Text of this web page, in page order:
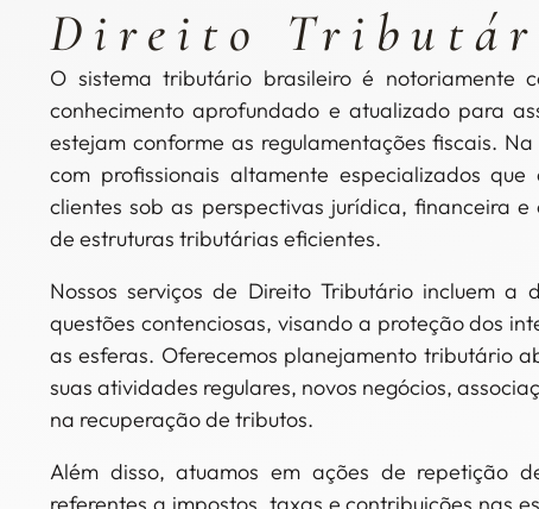
Direito
O sistema tributário brasileiro é notoriamente
conhecimento aprofundado e atualizado para
estejam conforme as regulamentações fiscais.
com profissionais altamente especializados
clientes sob as perspectivas jurídica, financeira
de estruturas tributárias eficientes.
Nossos serviços de Direito Tributário incluem a
questões contenciosas, visando a proteção dos
as esferas. Oferecemos planejamento tributário
suas atividades regulares, novos negócios,
na recuperação de tributos.
Além disso, atuamos em ações de repetição